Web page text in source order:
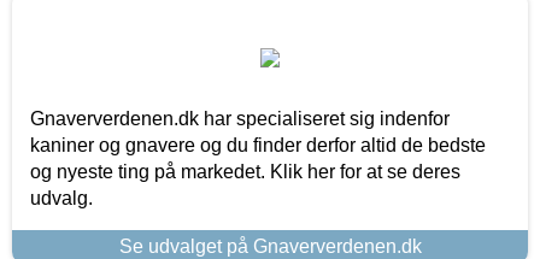
Gnaververdenen.dk har specialiseret sig indenfor
kaniner og gnavere og du finder derfor altid de bedste
og nyeste ting på markedet. Klik her for at se deres
udvalg.
Se udvalget på Gnaververdenen.dk